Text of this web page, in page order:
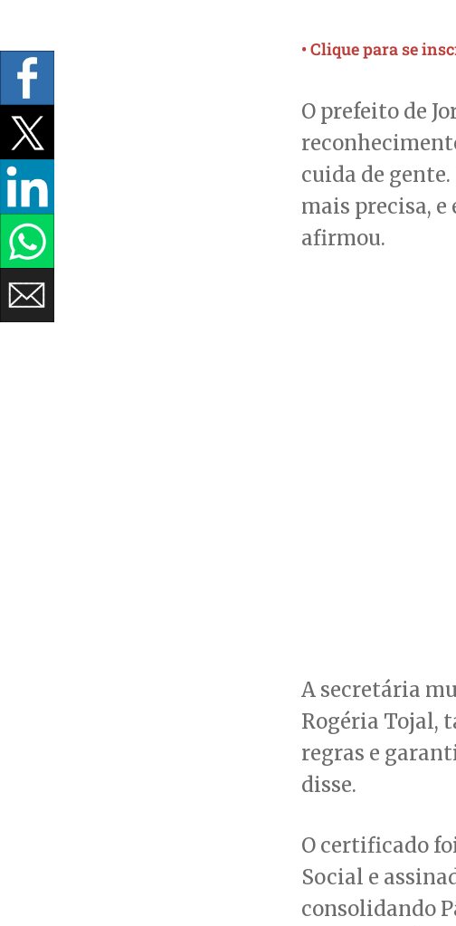
• Clique para se
O prefeito de
cuida de
mais precisa, e
afirmou.
A secretária
Rogéria Tojal,
regras e
disse.
O certificado
Social e
consolidando